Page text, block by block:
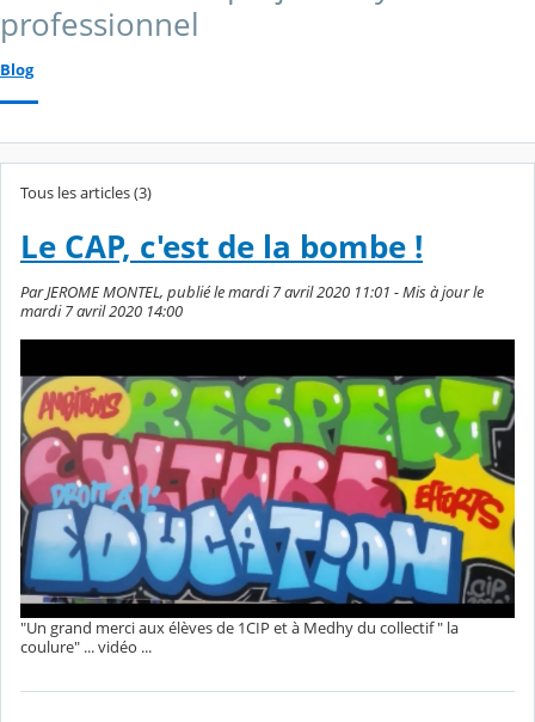
professionnel
Blog
Tous les articles (3)
Le CAP, c'est de la bombe !
Par JEROME MONTEL, publié le mardi 7 avril 2020 11:01 - Mis à jour le
mardi 7 avril 2020 14:00
"Un grand merci aux élèves de 1CIP et à Medhy du collectif " la
coulure" ... vidéo ...